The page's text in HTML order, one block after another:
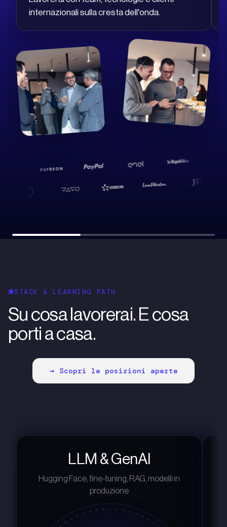
internazionali sulla cresta dell'onda.
STACK & LEARNING PATH
Su cosa lavorerai. E cosa
porti a casa.
Scopri le posizioni aperte
LLM & GenAI
Hugging Face, fine-tuning, RAG, modelli in
produzione